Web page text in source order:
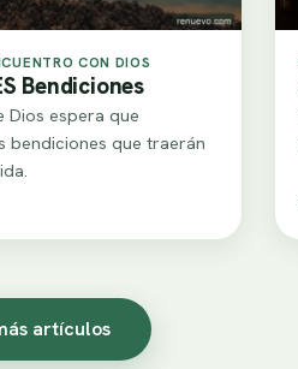
CON DIOS
– TRES Bendiciones
Dios espera que
bendiciones que traerán
artículos